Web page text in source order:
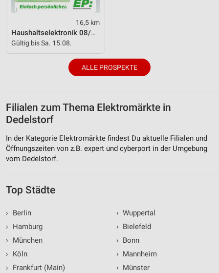
16,5 km
Haushaltselektronik 08/2026
Gültig bis Sa. 15.08.
ALLE PROSPEKTE
Filialen zum Thema Elektromärkte in
Dedelstorf
In der Kategorie Elektromärkte findest Du aktuelle Filialen und
Öffnungszeiten von z.B. expert und cyberport in der Umgebung
vom Dedelstorf.
Top Städte
›
Berlin
›
Hamburg
›
München
›
Köln
›
Frankfurt (Main)
› Wuppertal
› Bielefeld
› Bonn
› Mannheim
› Münster